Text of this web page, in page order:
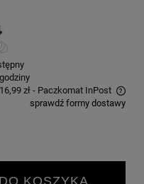
zł - Paczkomat InPost
płatności
sprawdź formy dostawy